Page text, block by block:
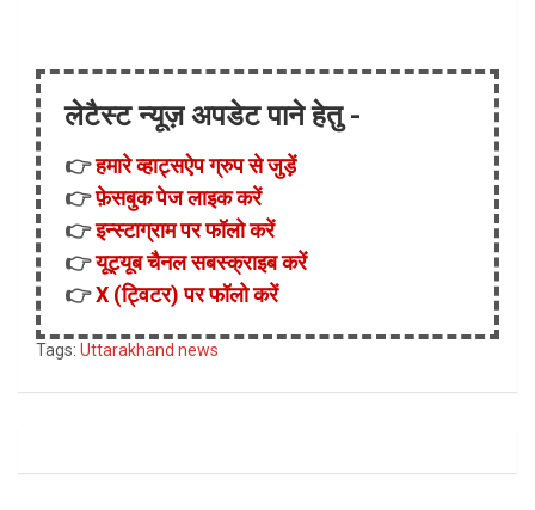
लेटैस्ट न्यूज़ अपडेट पाने हेतु -
👉हमारे व्हाट्सऐप ग्रुप से जुड़ें
👉फ़ेसबुक पेज लाइक करें
👉इन्स्टाग्राम पर फॉलो करें
👉यूट्यूब चैनल सबस्क्राइब करें
👉X (ट्विटर) पर फॉलो करें
Tags: Uttarakhand news